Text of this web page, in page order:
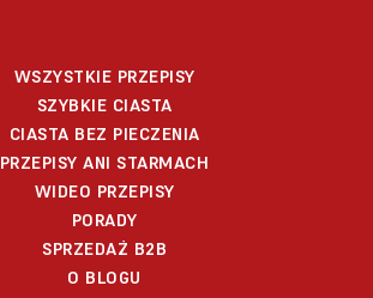
WSZYSTKIE PRZEPISY
SZYBKIE CIASTA
CIASTA BEZ PIECZENIA
PRZEPISY ANI STARMACH
WIDEO PRZEPISY
PORADY
SPRZEDAŻ B2B
O BLOGU